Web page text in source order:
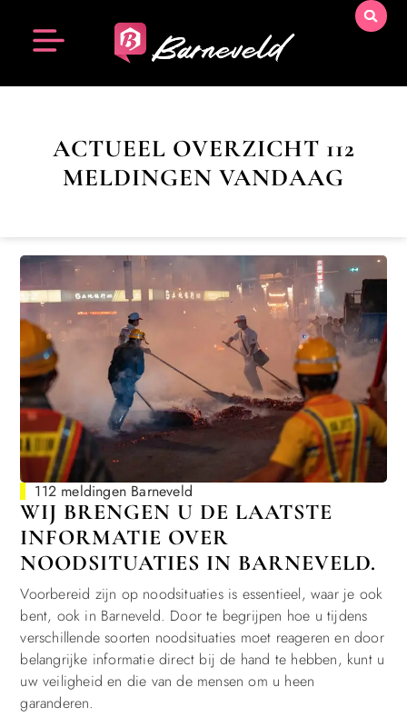
ACTUEEL OVERZICHT 112
MELDINGEN VANDAAG
112 meldingen Barneveld
WIJ BRENGEN U DE LAATSTE
INFORMATIE OVER
NOODSITUATIES IN BARNEVELD.
Voorbereid zijn op noodsituaties is essentieel, waar je ook
bent, ook in Barneveld. Door te begrijpen hoe u tijdens
verschillende soorten noodsituaties moet reageren en door
belangrijke informatie direct bij de hand te hebben, kunt u
uw veiligheid en die van de mensen om u heen
garanderen.